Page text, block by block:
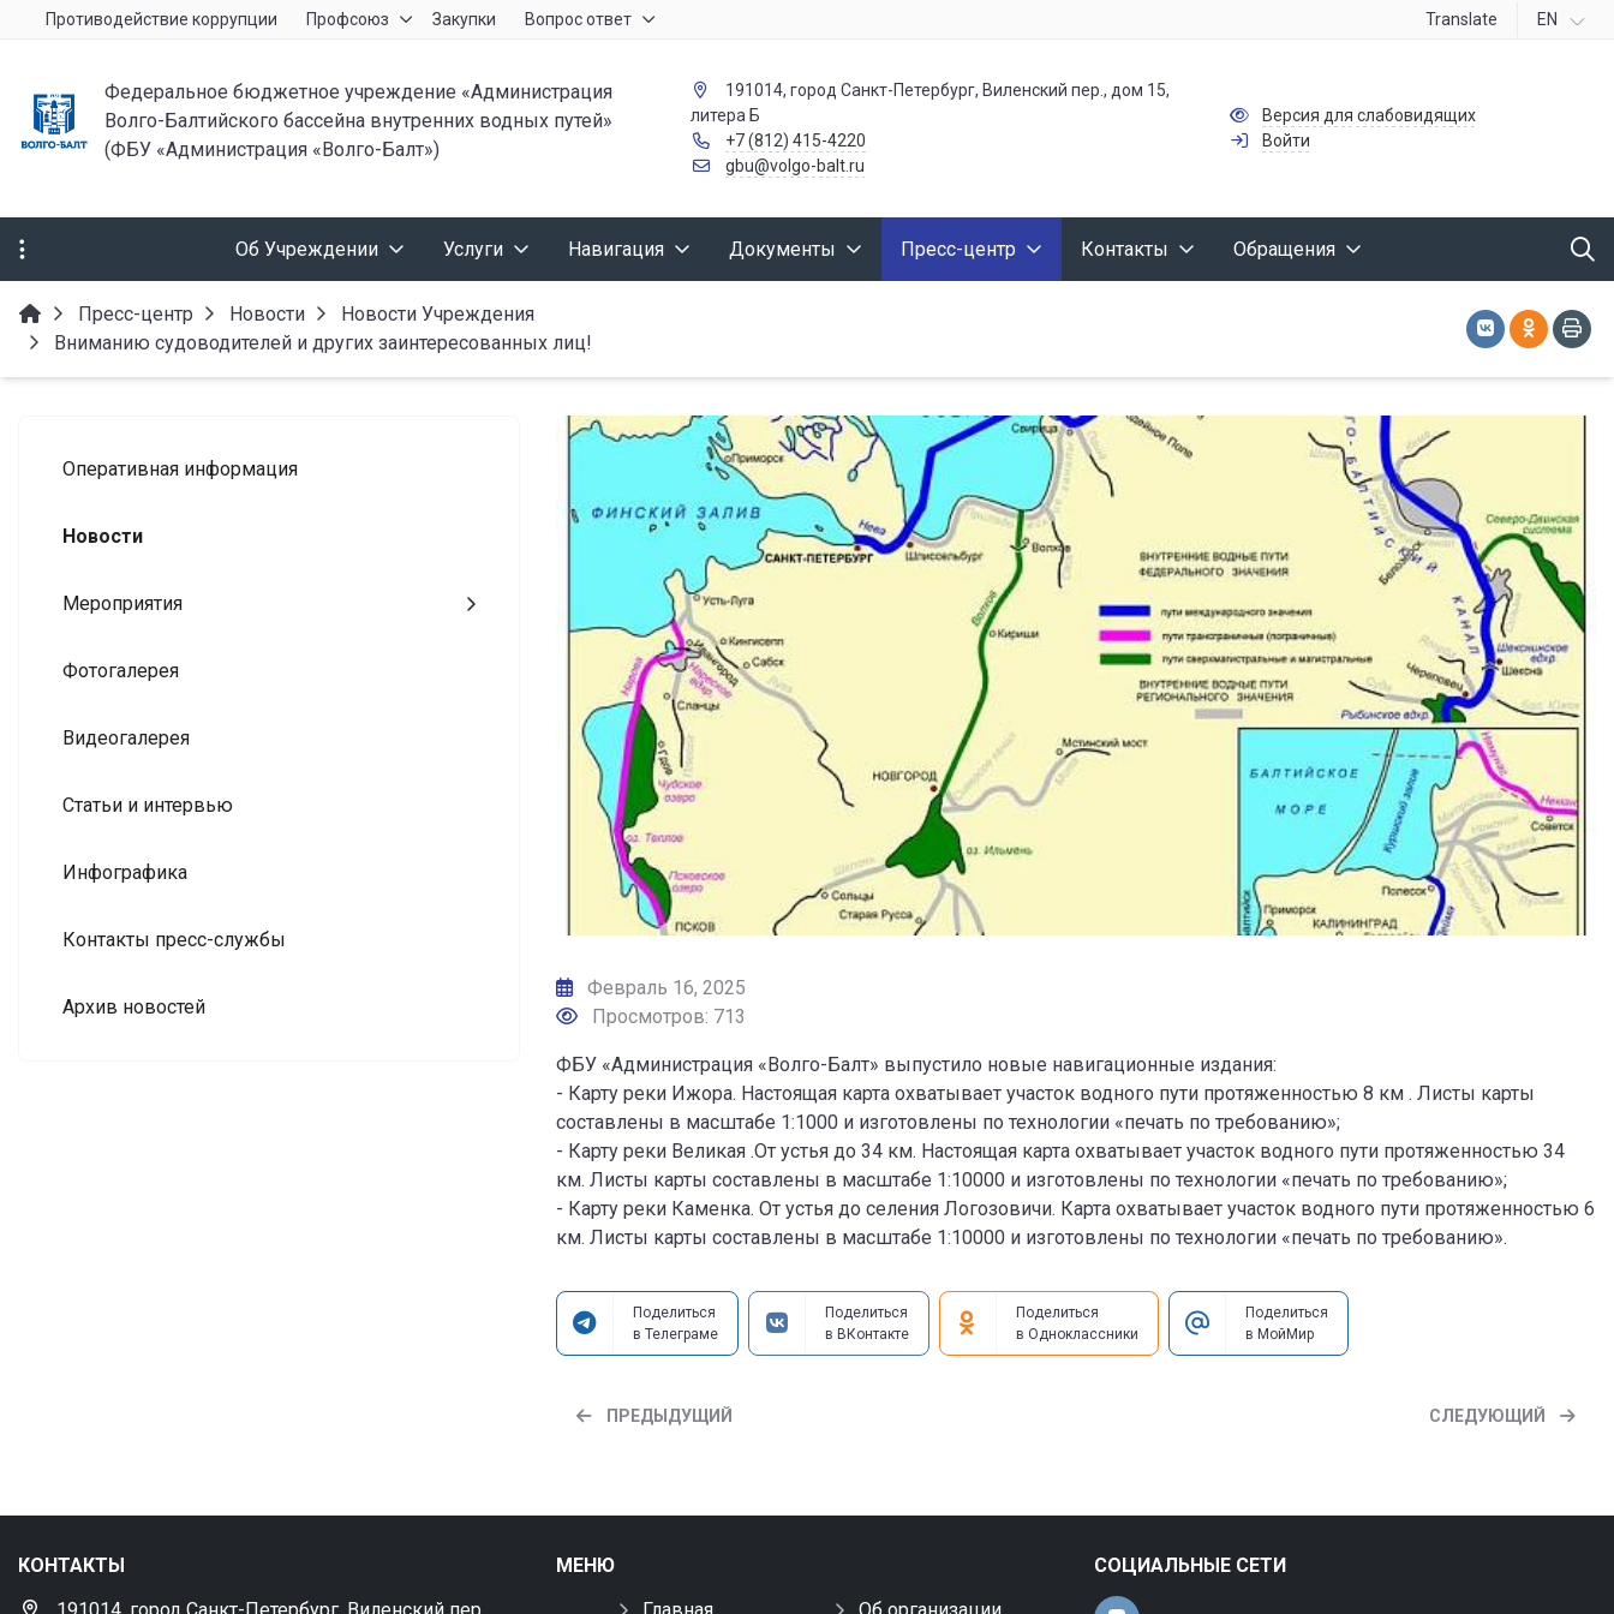
Противодействие коррупции Профсоюз Закупки Вопрос ответ Translate EN
Федеральное бюджетное учреждение «Администрация
Волго-Балтийского бассейна внутренних водных путей»
(ФБУ «Администрация «Волго-Балт»)
191014, город Санкт-Петербург, Виленский пер., дом 15,
литера Б
+7 (812) 415-4220
gbu@volgo-balt.ru
Версия для слабовидящих
Войти
Об Учреждении Услуги Навигация Документы Пресс-центр Контакты Обращения
Пресс-центр Новости
Новости Учреждения
Вниманию судоводителей и других заинтересованных лиц!
Оперативная информация
Новости
Мероприятия
Фотогалерея
Видеогалерея
Статьи и интервью
Инфографика
Контакты пресс-службы
Архив новостей
Февраль 16, 2025
Просмотров: 713
ФБУ «Администрация «Волго-Балт» выпустило новые навигационные издания:
- Карту реки Ижора. Настоящая карта охватывает участок водного пути протяженностью 8 км . Листы карты
составлены в масштабе 1:1000 и изготовлены по технологии «печать по требованию»;
- Карту реки Великая .От устья до 34 км. Настоящая карта охватывает участок водного пути протяженностью 34
км. Листы карты составлены в масштабе 1:10000 и изготовлены по технологии «печать по требованию»;
- Карту реки Каменка. От устья до селения Логозовичи. Карта охватывает участок водного пути протяженностью 6
км. Листы карты составлены в масштабе 1:10000 и изготовлены по технологии «печать по требованию».
Поделиться
в Телеграме
Поделиться
в ВКонтакте
Поделиться
в Одноклассники
Поделиться
в МойМир
ПРЕДЫДУЩИЙ СЛЕДУЮЩИЙ
КОНТАКТЫ
МЕНЮ
СОЦИАЛЬНЫЕ СЕТИ